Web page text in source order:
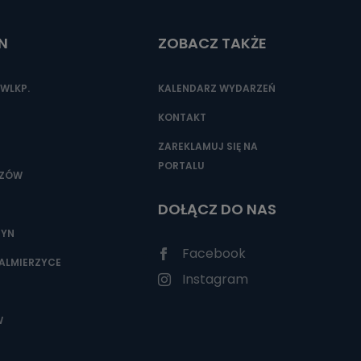
ze
ZOBACZ TAKŻE
KALENDARZ WYDARZEŃ
KONTAKT
ZAREKLAMUJ SIĘ NA
PORTALU
DOŁĄCZ DO NAS
Facebook
Instagram